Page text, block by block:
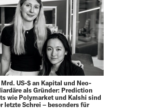
Mrd. US-$ an Kapital und Neo-
als Gründer: Prediction
wie Polymarket und Kalshi sind
letzte Schrei – besonders für